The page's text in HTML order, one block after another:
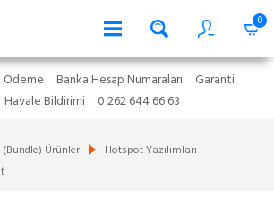
0
Ödeme Banka Hesap Numaraları
Garanti
Havale Bildirimi 0 262 644 66 63
Ürünler
Hotspot Yazılımları